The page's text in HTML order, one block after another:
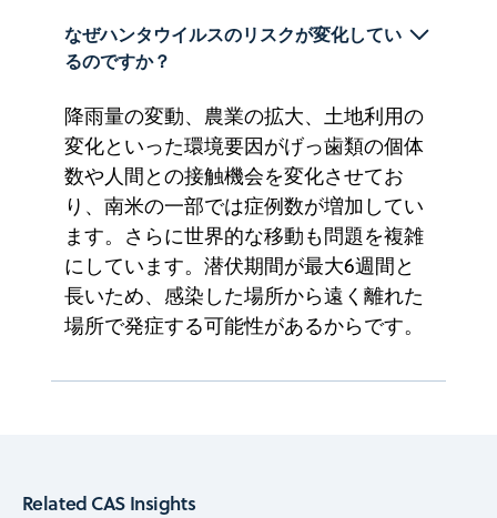
なぜハンタウイルスのリスクが変化してい
るのですか？
降雨量の変動、農業の拡大、土地利用の
変化といった環境要因がげっ歯類の個体
数や人間との接触機会を変化させてお
り、南米の一部では症例数が増加してい
ます。さらに世界的な移動も問題を複雑
にしています。潜伏期間が最大6週間と
長いため、感染した場所から遠く離れた
場所で発症する可能性があるからです。
Related CAS Insights